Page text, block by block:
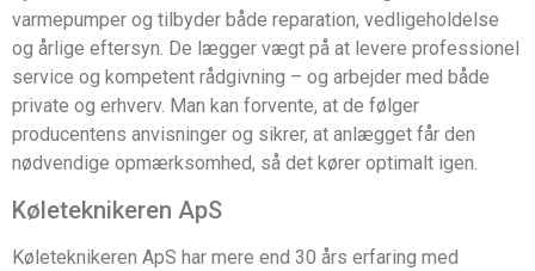
varmepumper og tilbyder både reparation, vedligeholdelse
og årlige eftersyn. De lægger vægt på at levere professionel
service og kompetent rådgivning – og arbejder med både
private og erhverv. Man kan forvente, at de følger
producentens anvisninger og sikrer, at anlægget får den
nødvendige opmærksomhed, så det kører optimalt igen.
Køleteknikeren ApS
Køleteknikeren ApS har mere end 30 års erfaring med